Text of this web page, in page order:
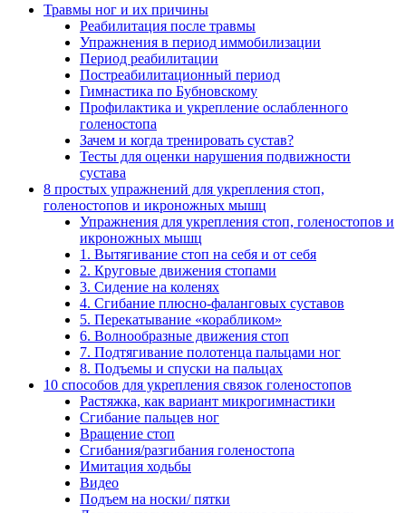
Травмы ног и их причины
Реабилитация после травмы
Упражнения в период иммобилизации
Период реабилитации
Постреабилитационный период
Гимнастика по Бубновскому
Профилактика и укрепление ослабленного
голеностопа
Зачем и когда тренировать сустав?
Тесты для оценки нарушения подвижности
сустава
8 простых упражнений для укрепления стоп,
голеностопов и икроножных мышц
Упражнения для укрепления стоп, голеностопов и
икроножных мышц
1. Вытягивание стоп на себя и от себя
2. Круговые движения стопами
3. Сидение на коленях
4. Сгибание плюсно-фаланговых суставов
5. Перекатывание «корабликом»
6. Волнообразные движения стоп
7. Подтягивание полотенца пальцами ног
8. Подъемы и спуски на пальцах
10 способов для укрепления связок голеностопов
Растяжка, как вариант микрогимнастики
Сгибание пальцев ног
Вращение стоп
Сгибания/разгибания голеностопа
Имитация ходьбы
Видео
Подъем на носки/ пятки